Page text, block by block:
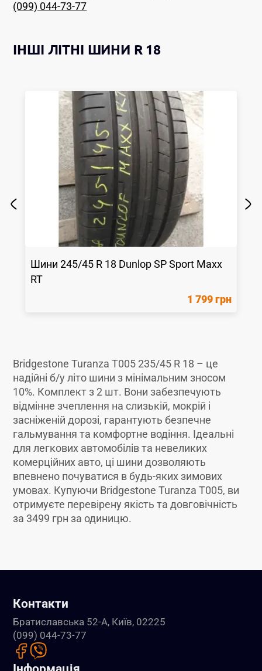
(099) 044-73-77
ІНШІ ЛІТНІ ШИНИ R 18
Шини245/45 R 18 Dunlop SP Sport Maxx
RT
1 799 грн
Bridgestone Turanza T005 235/45 R 18 – це
надійні б/у літо шини з мінімальним зносом
10%. Комплект з 2 шт. Вони забезпечують
відмінне зчеплення на слизькій, мокрій і
засніженій дорозі, гарантують безпечне
гальмування та комфортне водіння. Ідеальні
для легкових автомобілів та невеликих
комерційних авто, ці шини дозволяють
впевнено почуватися в будь-яких зимових
умовах. Купуючи Bridgestone Turanza T005, ви
отримуєте перевірену якість та довговічність
за 3499 грн за одиницю.
Контакти
Братиславська 52-А, Київ, 02225
(099) 044-73-77